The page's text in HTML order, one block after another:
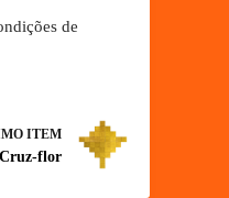
de
ITEM
Cruz-flor